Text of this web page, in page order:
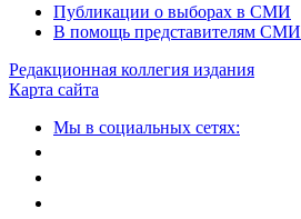
Публикации о выборах в СМИ
В помощь представителям СМИ
Редакционная коллегия издания
Карта сайта
Мы в социальных сетях: